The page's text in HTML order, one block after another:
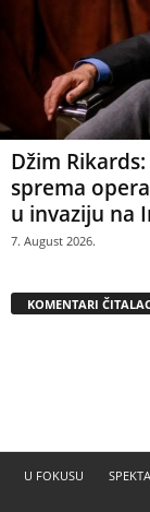
Džim
sprema
u invaziju na
7. August 2026.
KOMENTARI
U FOKUSU